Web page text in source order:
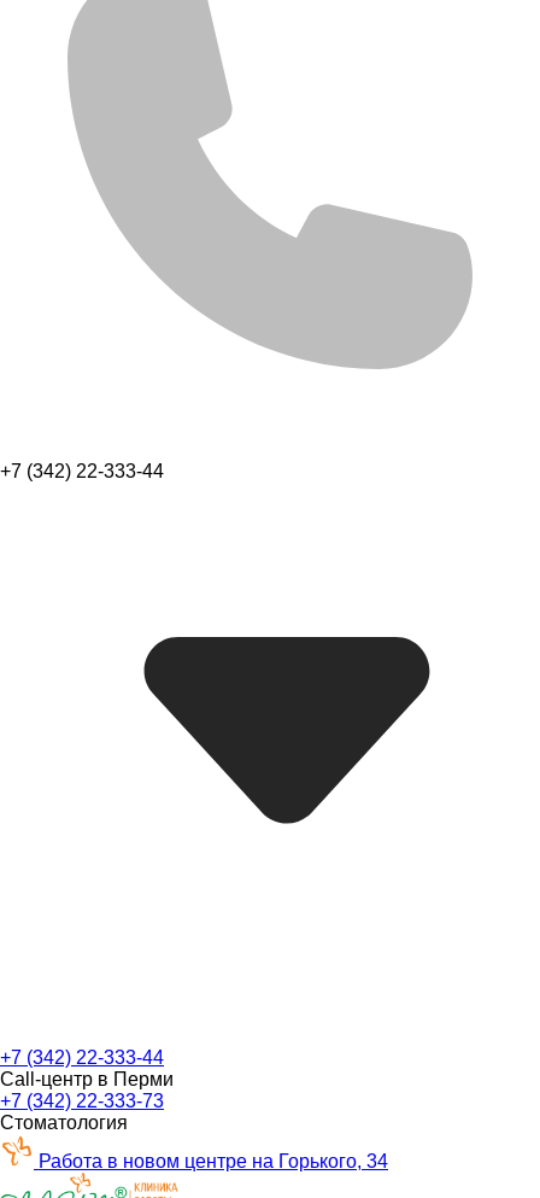
+7 (342) 22-333-44
+7 (342) 22-333-44
Call-центр в Перми
+7 (342) 22-333-73
Стоматология
Работа в новом центре на Горького, 34